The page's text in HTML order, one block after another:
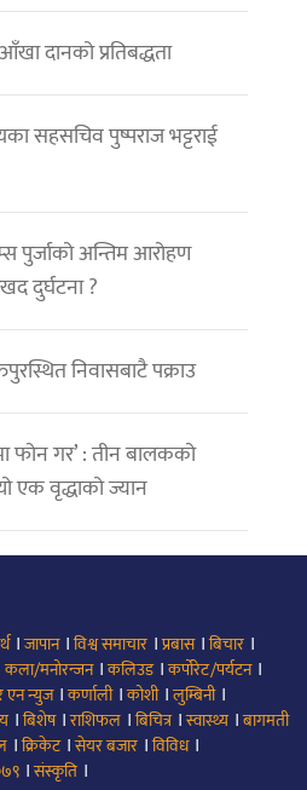
दानको प्रतिबद्धता
सहसचिव पुष्पराज भट्टराई
पुर्जाको अन्तिम आरोहण
दुर्घटना ?
निवासबाटै पक्राउ
फोन गर’ : तीन बालकको
वृद्धाको ज्यान
।जापान।विश्व समाचार ।प्रबास।बिचार ।
कला/मनोरन्जन।कलिउड।कर्पोरेट/पर्यटन।
न्युज।कर्णाली।कोशी।लुम्बिनी।
।बिशेष।राशिफल ।बिचित्र।स्वास्थ्य ।बागमती
।क्रिकेट।सेयर बजार ।विविध।
।संस्कृति ।